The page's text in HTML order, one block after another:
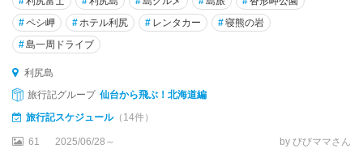
#ペシ岬 #ホテル利尻 # レンタカー #寝熊の岩
#島一周ドライブ
利尻島
旅行記グループ 仙台から飛ぶ！北海道編
旅行記スケジュール（14件）
61 2025/06/28～ by びびママさん